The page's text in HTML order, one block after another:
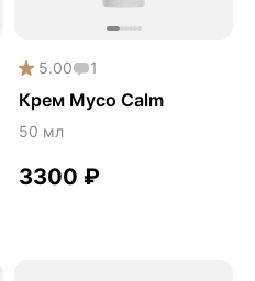
5.00 1
Крем Myco Calm
50 мл
3300 ₽